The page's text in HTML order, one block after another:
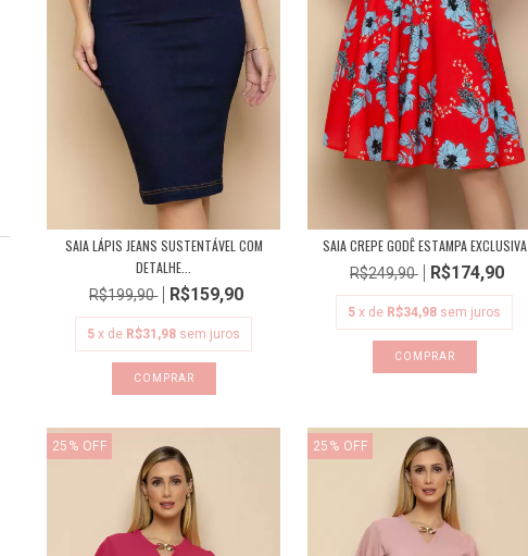
SAIA LÁPIS JEANS SUSTENTÁVEL COM
DETALHE...
R$199,90 R$159,90
5 x de R$31,98 sem juros
COMPRAR
SAIA CREPE GODÊ ESTAMPA EXCLUSIVA
R$249,90 R$174,90
5 x de R$34,98 sem juros
COMPRAR
25 % OFF 25 % OFF